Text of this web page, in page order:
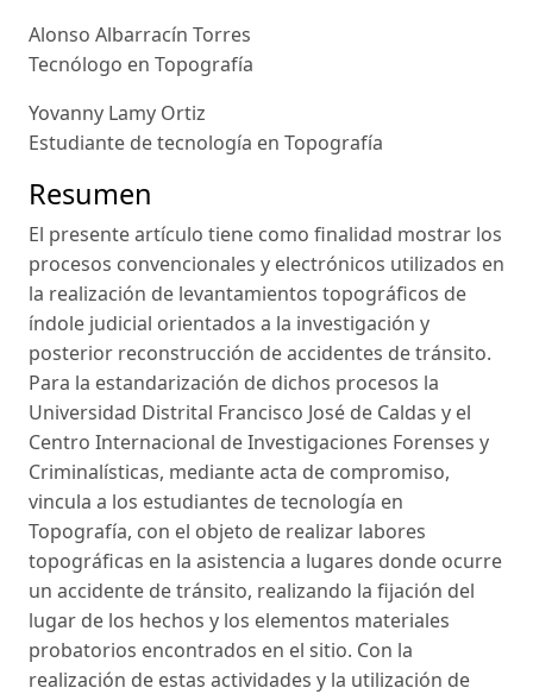
Alonso Albarracín Torres
Tecnólogo en Topografía
Yovanny Lamy Ortiz
Estudiante de tecnología en Topografía
Resumen
El presente artículo tiene como finalidad mostrar los
procesos convencionales y electrónicos utilizados en
la realización de levantamientos topográficos de
índole judicial orientados a la investigación y
posterior reconstrucción de accidentes de tránsito.
Para la estandarización de dichos procesos la
Universidad Distrital Francisco José de Caldas y el
Centro Internacional de Investigaciones Forenses y
Criminalísticas, mediante acta de compromiso,
vincula a los estudiantes de tecnología en
Topografía, con el objeto de realizar labores
topográficas en la asistencia a lugares donde ocurre
un accidente de tránsito, realizando la fijación del
lugar de los hechos y los elementos materiales
probatorios encontrados en el sitio. Con la
realización de estas actividades y la utilización de